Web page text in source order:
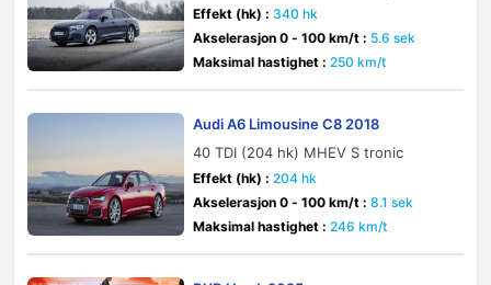
tronic
Effekt (hk) : 340 hk
Akselerasjon 0 - 100 km/t : 5.6 sek
Maksimal hastighet : 250 km/t
Audi A6 Limousine C8 2018
40 TDI (204 hk) MHEV S tronic
Effekt (hk) : 204 hk
Akselerasjon 0 - 100 km/t : 8.1 sek
Maksimal hastighet : 246 km/t